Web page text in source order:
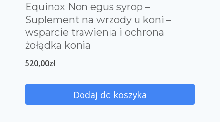
Equinox Non egus syrop –
Suplement na wrzody u koni –
wsparcie trawienia i ochrona
żołądka konia
520,00zł
Dodaj do koszyka